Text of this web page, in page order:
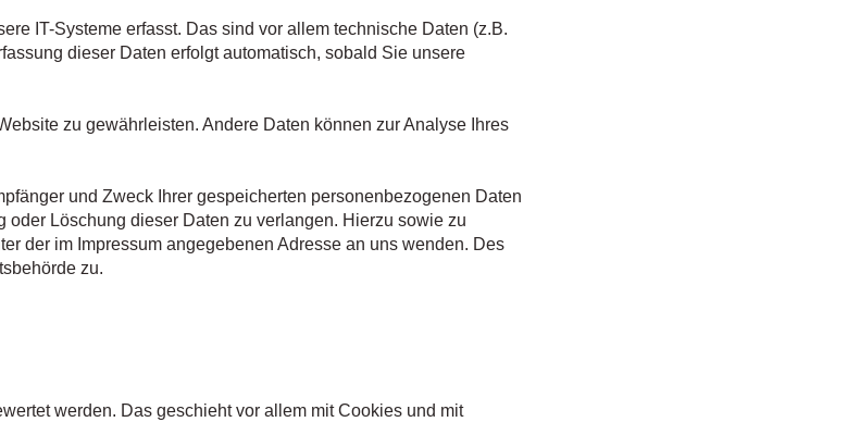
IT-Systeme erfasst. Das sind vor allem technische Daten (z.B.
dieser Daten erfolgt automatisch, sobald Sie unsere
zu gewährleisten. Andere Daten können zur Analyse Ihres
und Zweck Ihrer gespeicherten personenbezogenen Daten
Löschung dieser Daten zu verlangen. Hierzu sowie zu
der im Impressum angegebenen Adresse an uns wenden. Des
zu.
werden. Das geschieht vor allem mit Cookies und mit